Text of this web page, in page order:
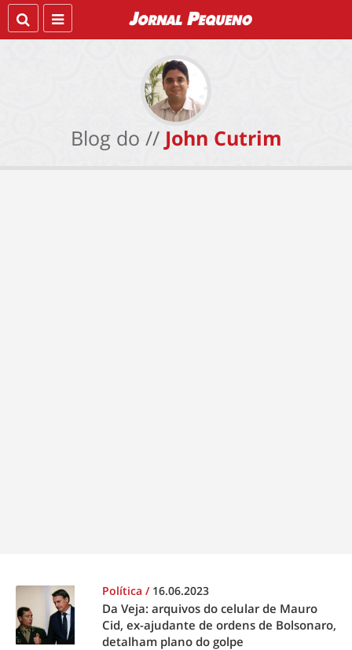
Blog do // John Cutrim
Política / 16.06.2023
Da Veja: arquivos do celular de Mauro
Cid, ex-ajudante de ordens de Bolsonaro,
detalham plano do golpe